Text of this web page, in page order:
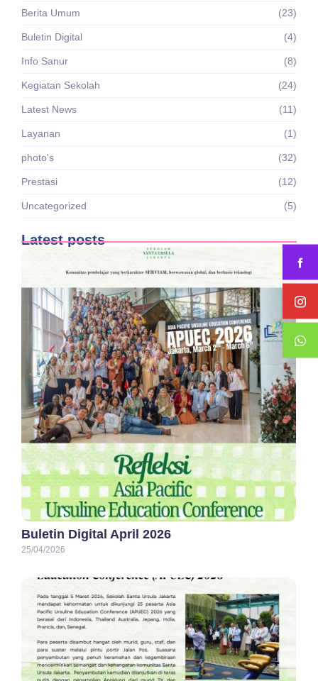
Berita Umum (23)
Buletin Digital (4)
Info Sanur (8)
Kegiatan Sekolah (24)
Latest News (11)
Layanan (1)
photo's (32)
Prestasi (12)
Uncategorized (5)
Latest posts
Buletin Digital April 2026
25/04/2026